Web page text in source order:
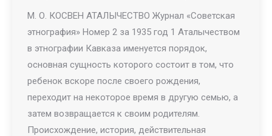
М. О. КОСВЕН АТАЛЫЧЕСТВО Журнал «Советская
этнография» Номер 2 за 1935 год 1 Аталычеством
в этнографии Кавказа именуется порядок,
основная сущность которого состоит в том, что
ребенок вскоре после своего рождения,
переходит на некоторое время в другую семью, а
затем возвращается к своим родителям.
Происхождение, история, действительная